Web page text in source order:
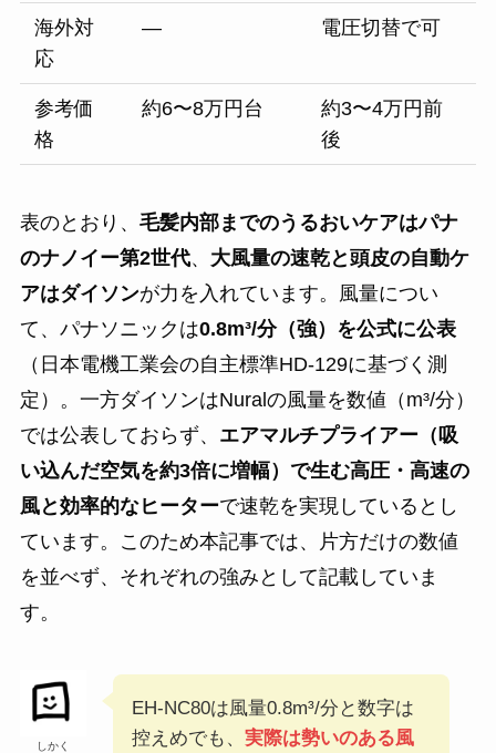
海外対
応
— 電圧切替で可
参考価
格
約6〜8万円台
約3〜4万円前
後
表のとおり、 毛髪内部までのうるおいケアはパナ
のナノイー第2世代、 大風量の速乾と頭皮の自動ケ
アはダイソンが力を入れています。風量につい
て、パナソニックは0.8m³/分（強）を公式に公表
（日本電機工業会の自主標準HD-129に基づく測
定）。一方ダイソンはNuralの風量を数値（m³/分）
では公表しておらず、 エアマルチプライアー（吸
い込んだ空気を約3倍に増幅）で生む高圧・高速の
風と効率的なヒーターで速乾を実現しているとし
ています。このため本記事では、片方だけの数値
を並べず、それぞれの強みとして記載していま
す。
しかく
EH-NC80は風量0.8m³/分と数字は
控えめでも、 実際は勢いのある風